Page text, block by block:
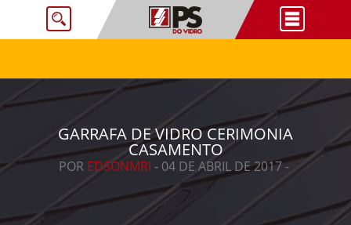
GARRAFA DE VIDRO CERIMONIA
CASAMENTO
POR EDSONMRI - 04 DE ABRIL DE 2017 -